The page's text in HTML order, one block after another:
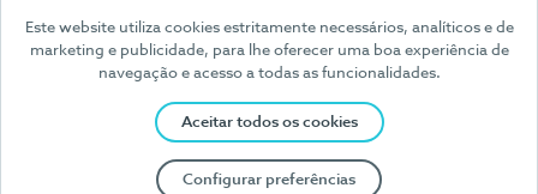
Este website utiliza cookies estritamente necessários, analíticos e de
marketing e publicidade, para lhe oferecer uma boa experiência de
navegação e acesso a todas as funcionalidades.
Aceitar todos os cookies
Configurar preferências